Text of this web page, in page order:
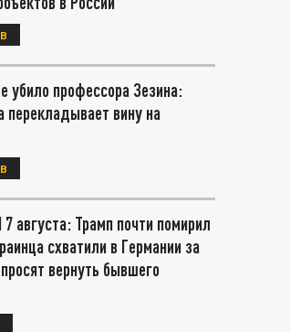
убило профессора Зезина:
перекладывает вину на
августа: Трамп почти помирил
схватили в Германии за
вернуть бывшего